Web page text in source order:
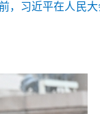
，习近平在人民